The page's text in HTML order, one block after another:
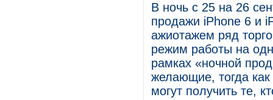
В ночь с 25 на 26
продажи iPhone 6 и
ажиотажем ряд
режим работы на
рамках «ночной
желающие, тогда
могут получить те,